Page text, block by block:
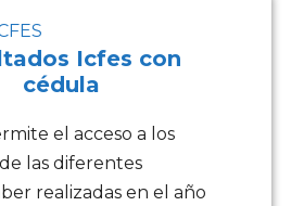
Icfes con
cédula
el acceso a los
las diferentes
realizadas en el año